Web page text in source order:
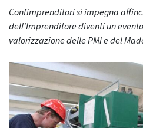
Confimprenditori si impegna
dell'Imprenditore diventi un
valorizzazione delle PMI e del